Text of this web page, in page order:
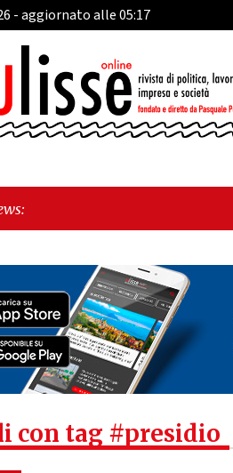
- aggiornato alle 05:17
con tag #presidio